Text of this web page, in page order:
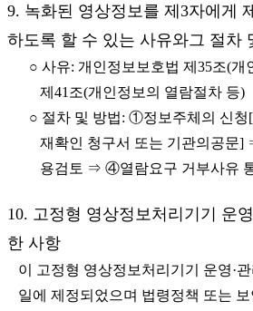
9. 녹화된 영상정보를 제3자에게
하도록 할 수 있는 사유와그 절차
○ 사유: 개인정보보호법 제35조(개
제41조(개인정보의 열람절차 등)
○ 절차 및 방법: ①정보주체의 신청
재확인 청구서 또는 기관의공
용검토 ⇒ ④열람요구 거부사유
10. 고정형 영상정보처리기기 운
한 사항
이 고정형 영상정보처리기기 운영·
일에 제정되었으며 법령정책 또는